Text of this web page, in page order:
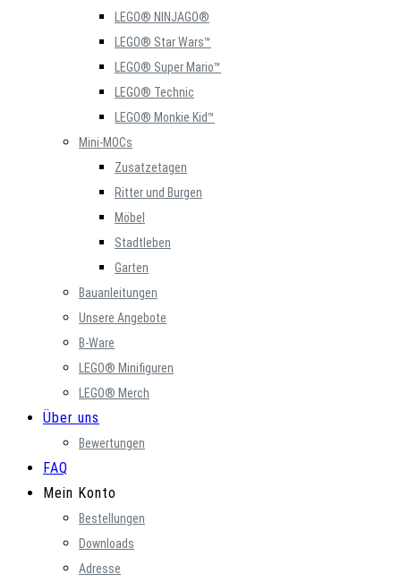
LEGO® NINJAGO®
LEGO® Star Wars™
LEGO® Super Mario™
LEGO® Technic
LEGO® Monkie Kid™
Mini-MOCs
Zusatzetagen
Ritter und Burgen
Möbel
Stadtleben
Garten
Bauanleitungen
Unsere Angebote
B-Ware
LEGO® Minifiguren
LEGO® Merch
Über uns
Bewertungen
FAQ
Mein Konto
Bestellungen
Downloads
Adresse